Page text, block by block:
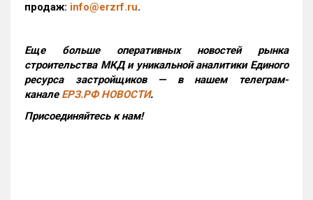
продаж: info@erzrf.ru.
Еще больше оперативных новостей рынка
строительства МКД и уникальной аналитики Единого
ресурса застройщиков — в нашем телеграм-
канале ЕРЗ.РФ НОВОСТИ.
Присоединяйтесь к нам!